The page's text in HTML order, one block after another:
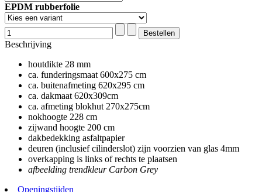
EPDM rubberfolie
Beschrijving
houtdikte 28 mm
ca. funderingsmaat 600x275 cm
ca. buitenafmeting 620x295 cm
ca. dakmaat 620x309cm
ca. afmeting blokhut 270x275cm
nokhoogte 228 cm
zijwand hoogte 200 cm
dakbedekking asfaltpapier
deuren (inclusief cilinderslot) zijn voorzien van glas 4mm
overkapping is links of rechts te plaatsen
afbeelding trendkleur Carbon Grey
Openingstijden